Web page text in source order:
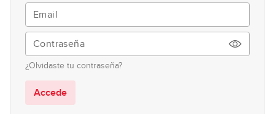
08:11
06:29
¿Olvidaste tu contraseña?
Accede